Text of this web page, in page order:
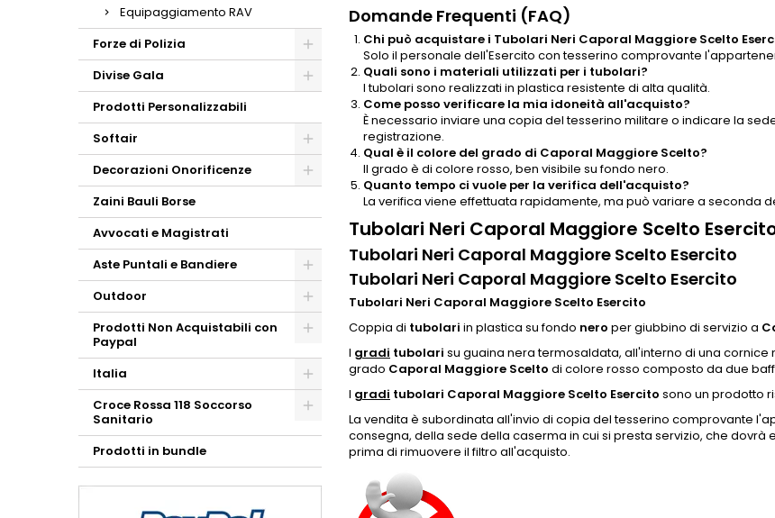
Equipaggiamento RAV
Forze di Polizia
Divise Gala
Prodotti Personalizzabili
Softair
Decorazioni Onorificenze
Zaini Bauli Borse
Avvocati e Magistrati
Aste Puntali e Bandiere
Outdoor
Prodotti Non Acquistabili con
Paypal
Italia
Croce Rossa 118 Soccorso
Sanitario
Prodotti in bundle
Domande Frequenti (FAQ)
Chi può acquistare i Tubolari Neri Caporal Maggiore Scelto
Solo il personale dell'Esercito con tesserino comprovante
Quali sono i materiali utilizzati per i tubolari?
I tubolari sono realizzati in plastica resistente di alta qualità.
Come posso verificare la mia idoneità all'acquisto?
È necessario inviare una copia del tesserino militare o indicare la
registrazione.
Qual è il colore del grado di Caporal Maggiore Scelto?
Il grado è di colore rosso, ben visibile su fondo nero.
Quanto tempo ci vuole per la verifica dell'acquisto?
La verifica viene effettuata rapidamente, ma può variare a seconda
Tubolari Neri Caporal Maggiore Scelto
Tubolari Neri Caporal Maggiore Scelto Esercito
Tubolari Neri Caporal Maggiore Scelto Esercito
Tubolari Neri Caporal Maggiore Scelto Esercito
Coppia di tubolari in plastica su fondo nero per giubbino di servizio a
I gradi tubolari su guaina nera termosaldata, all'interno di una
grado Caporal Maggiore Scelto di colore rosso composto da due
I gradi tubolari Caporal Maggiore Scelto Esercito sono un prodotto
La vendita è subordinata all'invio di copia del tesserino comprovante
consegna, della sede della caserma in cui si presta servizio, che
prima di rimuovere il filtro all'acquisto.